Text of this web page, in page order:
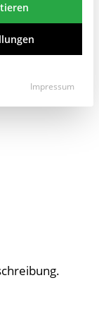
Impressum